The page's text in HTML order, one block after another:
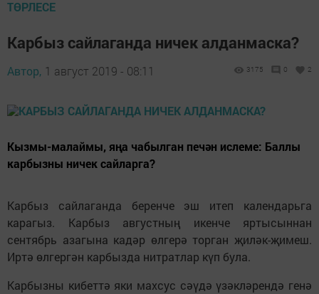
ТӨРЛЕСЕ
Карбыз сайлаганда ничек алданмаска?
Автор, 1 август 2019 - 08:11 3175 0 2
Кызмы-малаймы, яңа чабылган печән ислеме: Баллы
карбызны ничек сайларга?
Карбыз сайлаганда беренче эш итеп календарьга
карагыз. Карбыз августның икенче яртысыннан
сентябрь азагына кадәр өлгерә торган җиләк-җимеш.
Иртә өлгергән карбызда нитратлар күп була.
Карбызны кибеттә яки махсус сәүдә үзәкләрендә генә